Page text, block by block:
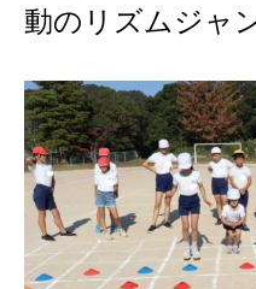
動のリズムジャ